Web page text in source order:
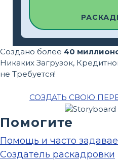
Создано более 40
Никаких Загрузок,
не Требуется!
СОЗДАТЬ СВОЮ
Помогите
Помощь и часто
Создатель раскадровки